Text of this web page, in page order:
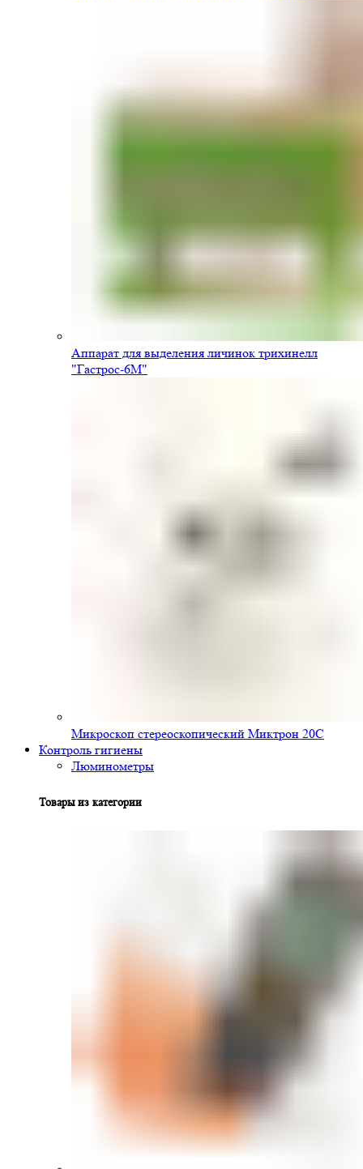
Аппарат для выделения личинок трихинелл
"Гастрос-6М"
Микроскоп стереоскопический Миктрон 20С
Контроль гигиены
Люминометры
Товары из категории